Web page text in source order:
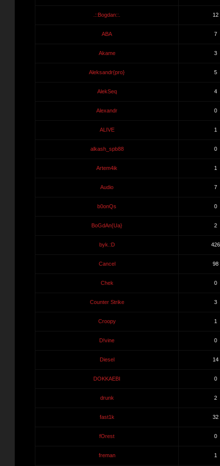
.::Bogdan::. 12
ABA 7
Akame 3
Aleksandr{pro} 5
AlekSeq 4
Alexandr 0
ALIVE 1
alkash_spb88 0
Artem4ik 1
Audio 7
b0onQs 0
BoGdAn{Ua} 2
byk.:D 426
Cancel 98
Chek 0
Counter Strike 3
Croopy 1
D!vine 0
Diesel 14
DOKKAEBI 0
drunk 2
fast1k 32
fOrest 0
freman 1